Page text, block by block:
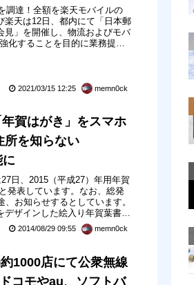
調達！全額を楽天モバイルの
楽天は12日、都内にて「日本郵
見」を開催し、物流およびモバ
化することを目的に業務提携
2021/03/15 12:25 memn0ck
賀はがき」をスマホ
所を知らない
に
日、2015（平成27）年用年賀
発表しています。なお、総発
お知らせするとしています。
デザインした絵入り年賀葉書
キティ 年賀には日本郵便が発
などのデジタルコンテンツが
2014/08/29 09:55 memn0ck
1000店にて公衆無線
コモやau、ソフトバ